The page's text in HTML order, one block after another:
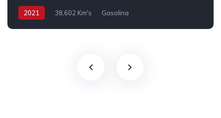
2021 38,602 Km's Gasolina